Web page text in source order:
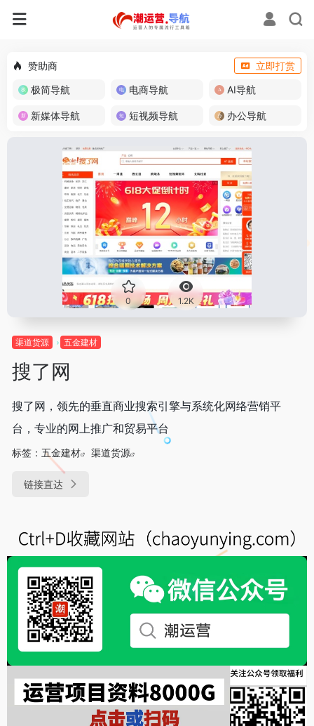
赞助商
立即打赏
极简导航
电商导航 AI导航
新媒体导航 短视频导航 办公导航
0 1.2K
渠道货源 五金建材
搜了网
搜了网，领先的垂直商业搜索引擎与系统化网络营销平
台，专业的网上推广和贸易平台
标签： 五金建材 渠道货源
链接直达